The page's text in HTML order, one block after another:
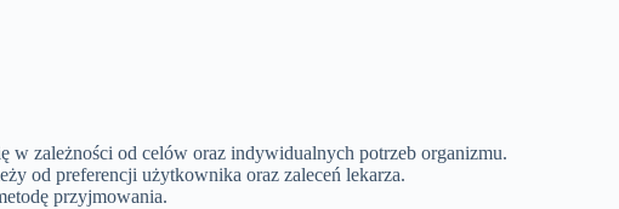
w zależności od celów oraz indywidualnych potrzeb organizmu.
od preferencji użytkownika oraz zaleceń lekarza.
przyjmowania.